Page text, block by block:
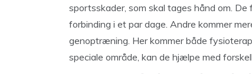
sportsskader, som skal tages hånd om.
forbinding i et par dage. Andre kommer
genoptræning. Her kommer både
speciale område, kan de hjælpe med